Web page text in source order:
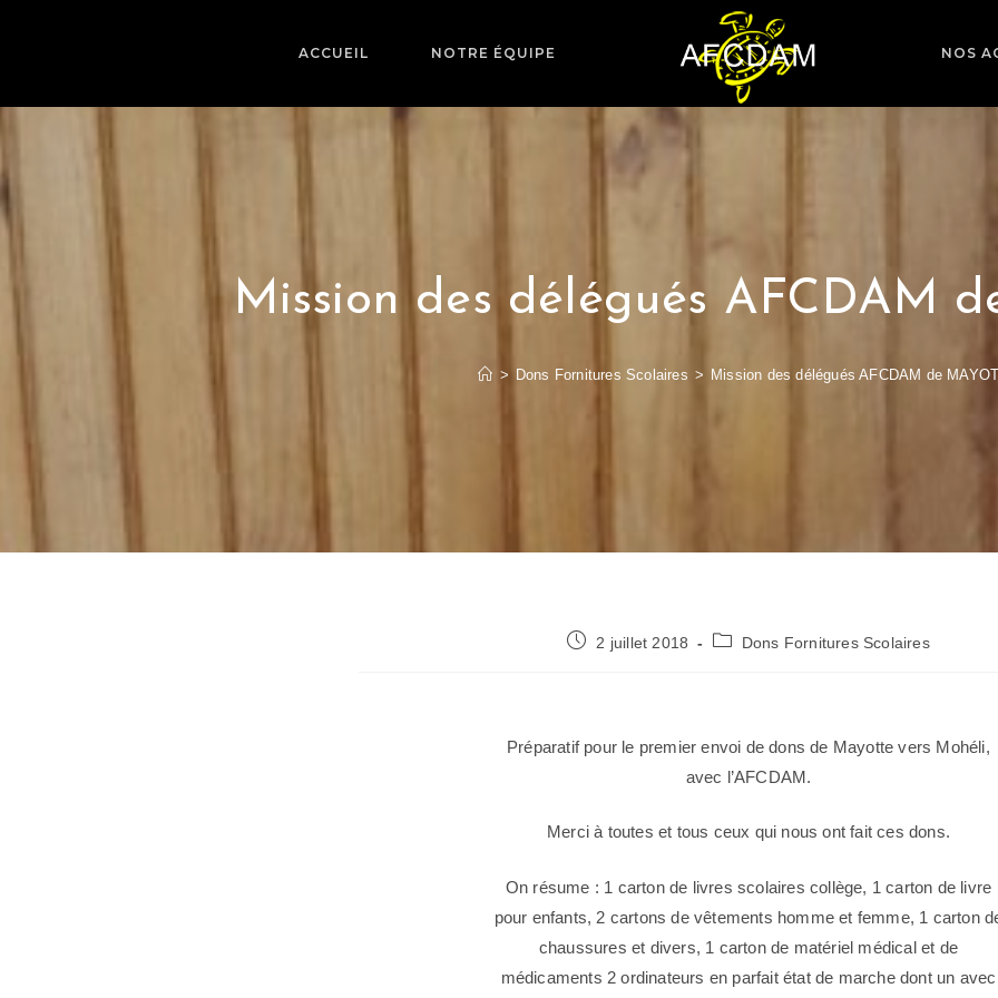
ACCUEIL NOTRE ÉQUIPE NOS
Mission des délégués AFCDAM
> Dons Fornitures Scolaires > Mission des délégués AFCDAM de
2 juillet 2018 Dons Fornitures Scolaires
Préparatif pour le premier envoi de dons de Mayotte vers Mohéli,
avec l’AFCDAM.
Merci à toutes et tous ceux qui nous ont fait ces dons.
On résume : 1 carton de livres scolaires collège, 1 carton de livre
pour enfants, 2 cartons de vêtements homme et femme, 1 carton
chaussures et divers, 1 carton de matériel médical et de
médicaments 2 ordinateurs en parfait état de marche dont un avec